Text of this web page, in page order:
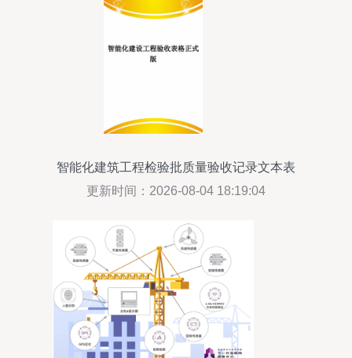
智能化建筑工程检验批质量验收记录文本表
更新时间：2026-08-04 18:19:04